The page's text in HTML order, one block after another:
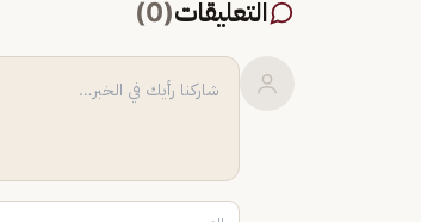
التعليقات(
0
)